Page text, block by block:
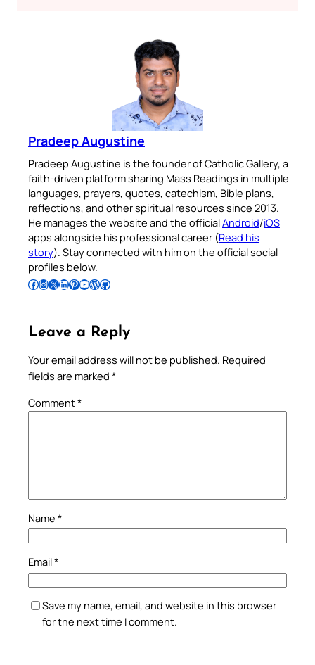
Pradeep Augustine
Pradeep Augustine is the founder of Catholic Gallery, a
faith-driven platform sharing Mass Readings in multiple
languages, prayers, quotes, catechism, Bible plans,
reflections, and other spiritual resources since 2013.
He manages the website and the officialAndroid/iOS
apps alongside his professional career (Read his
story). Stay connected with him on the official social
profiles below.
Follow Pradeep on Facebook Follow Pradeep on InstagramFollow Pradeep on X Follow Pradeep on LinkedIn Follow Pradeep on Pinterest Subscribe to Pradeep’s Youtube Channel Follow Pradeep on WordPress Follow Pradeep on GitHub
Leave a Reply
Your email address will not be published. Required
fields are marked *
Comment*
Name *
Email*
Save my name, email, and website in this browser
for the next time I comment.